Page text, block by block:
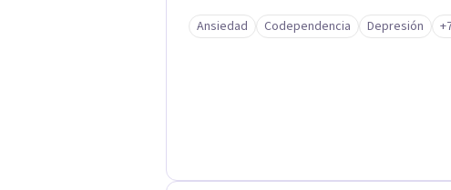
con bienestar, sin culpas, sin remordimientos y en
es posible. En el viaje de tu vida. ¿Te das cuenta que tienes fortalezas que te han
Ansiedad Codependencia Depresión